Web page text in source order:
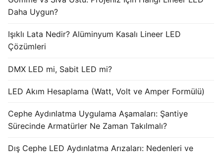
Daha Uygun?
Işıklı Lata Nedir? Alüminyum Kasalı Lineer LED
Çözümleri
DMX LED mi, Sabit LED mi?
LED Akım Hesaplama (Watt, Volt ve Amper Formülü)
Cephe Aydınlatma Uygulama Aşamaları: Şantiye
Sürecinde Armatürler Ne Zaman Takılmalı?
Dış Cephe LED Aydınlatma Arızaları: Nedenleri ve